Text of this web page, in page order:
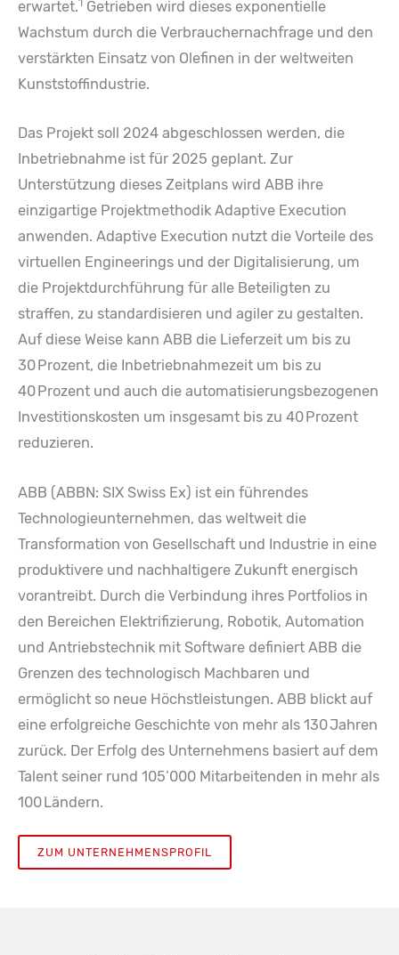
erwartet. Getrieben wird dieses exponentielle
Wachstum durch die Verbrauchernachfrage und den
verstärkten Einsatz von Olefinen in der weltweiten
Kunststoffindustrie.
Das Projekt soll 2024 abgeschlossen werden, die
Inbetriebnahme ist für 2025 geplant. Zur
Unterstützung dieses Zeitplans wird ABB ihre
einzigartige Projektmethodik Adaptive Execution
anwenden. Adaptive Execution nutzt die Vorteile des
virtuellen Engineerings und der Digitalisierung, um
die Projektdurchführung für alle Beteiligten zu
straffen, zu standardisieren und agiler zu gestalten.
Auf diese Weise kann ABB die Lieferzeit um bis zu
30 Prozent, die Inbetriebnahmezeit um bis zu
40 Prozent und auch die automatisierungsbezogenen
Investitionskosten um insgesamt bis zu 40 Prozent
reduzieren.
ABB (ABBN: SIX Swiss Ex) ist ein führendes
Technologieunternehmen, das weltweit die
Transformation von Gesellschaft und Industrie in eine
produktivere und nachhaltigere Zukunft energisch
vorantreibt. Durch die Verbindung ihres Portfolios in
den Bereichen Elektrifizierung, Robotik, Automation
und Antriebstechnik mit Software definiert ABB die
Grenzen des technologisch Machbaren und
ermöglicht so neue Höchstleistungen. ABB blickt auf
eine erfolgreiche Geschichte von mehr als 130 Jahren
zurück. Der Erfolg des Unternehmens basiert auf dem
Talent seiner rund 105’000 Mitarbeitenden in mehr als
100 Ländern.
ZUM UNTERNEHMENSPROFIL